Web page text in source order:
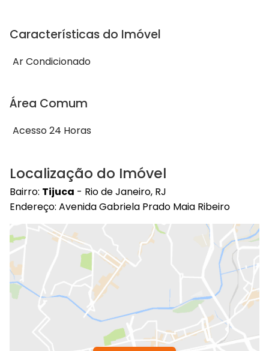
Características do Imóvel
Ar Condicionado
Área Comum
Acesso 24 Horas
Localização do Imóvel
Bairro: Tijuca - Rio de Janeiro, RJ
Endereço: Avenida Gabriela Prado Maia Ribeiro